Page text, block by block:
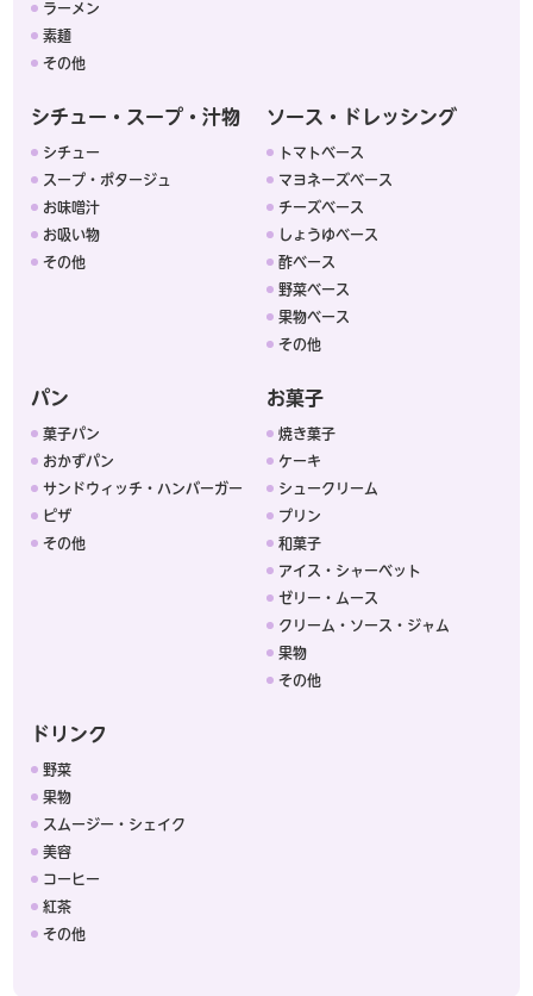
ラーメン
素麺
その他
シチュー・スープ・汁物
シチュー
スープ・ポタージュ
お味噌汁
お吸い物
その他
ソース・ドレッシング
トマトベース
マヨネーズベース
チーズベース
しょうゆベース
酢ベース
野菜ベース
果物ベース
その他
パン
菓子パン
おかずパン
サンドウィッチ・ハンバーガー
ピザ
その他
お菓子
焼き菓子
ケーキ
シュークリーム
プリン
和菓子
アイス・シャーベット
ゼリー・ムース
クリーム・ソース・ジャム
果物
その他
ドリンク
野菜
果物
スムージー・シェイク
美容
コーヒー
紅茶
その他